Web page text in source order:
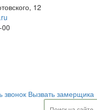
12
звонок Вызвать замерщика